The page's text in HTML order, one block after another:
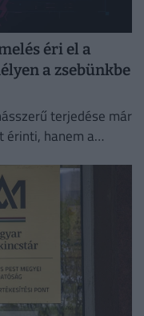
éri el a
a zsebünkbe
terjedése már
érinti, hanem a